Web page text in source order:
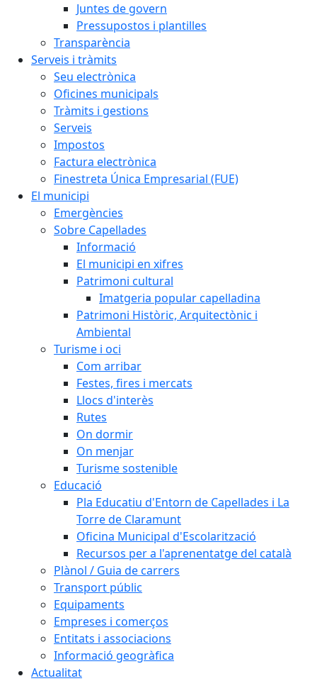
Juntes de govern
Pressupostos i plantilles
Transparència
Serveis i tràmits
Seu electrònica
Oficines municipals
Tràmits i gestions
Serveis
Impostos
Factura electrònica
Finestreta Única Empresarial (FUE)
El municipi
Emergències
Sobre Capellades
Informació
El municipi en xifres
Patrimoni cultural
Imatgeria popular capelladina
Patrimoni Històric, Arquitectònic i
Ambiental
Turisme i oci
Com arribar
Festes, fires i mercats
Llocs d'interès
Rutes
On dormir
On menjar
Turisme sostenible
Educació
Pla Educatiu d'Entorn de Capellades i La
Torre de Claramunt
Oficina Municipal d'Escolarització
Recursos per a l'aprenentatge del català
Plànol / Guia de carrers
Transport públic
Equipaments
Empreses i comerços
Entitats i associacions
Informació geogràfica
Actualitat